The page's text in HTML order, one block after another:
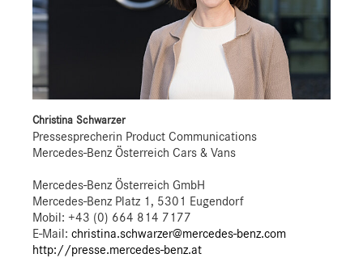
Christina Schwarzer
Pressesprecherin Product Communications
Mercedes-Benz Österreich Cars & Vans
Mercedes-Benz Österreich GmbH
Mercedes-Benz Platz 1, 5301 Eugendorf
Mobil: +43 (0) 664 814 7177
E-Mail: christina.schwarzer@mercedes-benz.com
http://presse.mercedes-benz.at